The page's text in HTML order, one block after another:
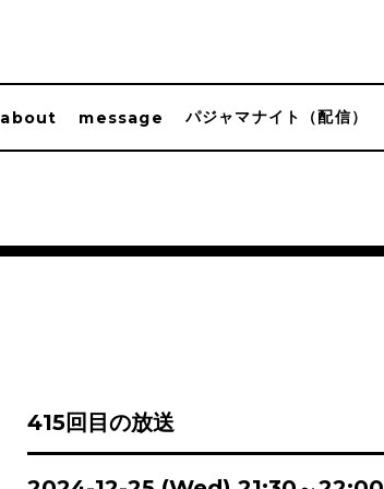
about message パジャマナイト（配信）
415回目の放送